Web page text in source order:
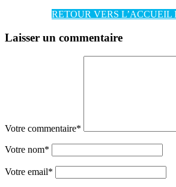
RETOUR VERS L’ACCUEIL
Laisser un commentaire
Votre commentaire*
Votre nom*
Votre email*